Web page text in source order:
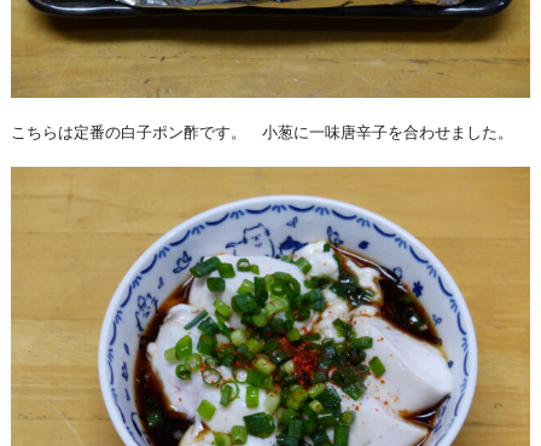
こちらは定番の白子ポン酢です。 小葱に一味唐辛子を合わせました。